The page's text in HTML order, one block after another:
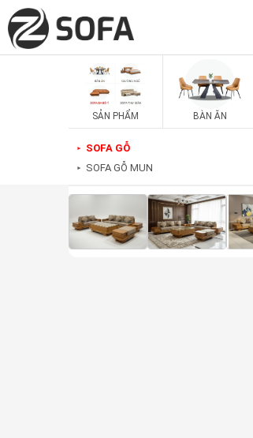
SẢN PHẨM BÀN ĂN
► SOFA GỖ
► SOFA GỖ MUN